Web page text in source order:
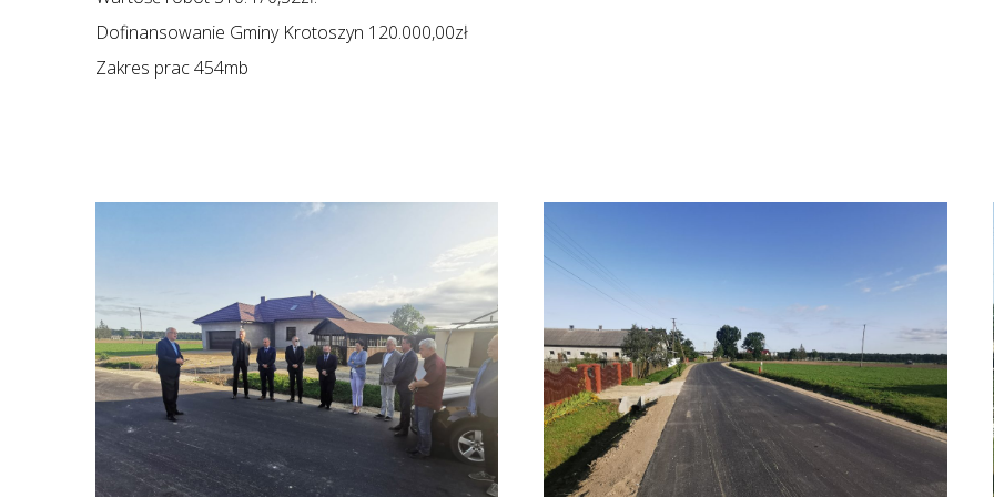
Dofinansowanie Gminy Krotoszyn 120.000,00zł
Zakres prac 454mb